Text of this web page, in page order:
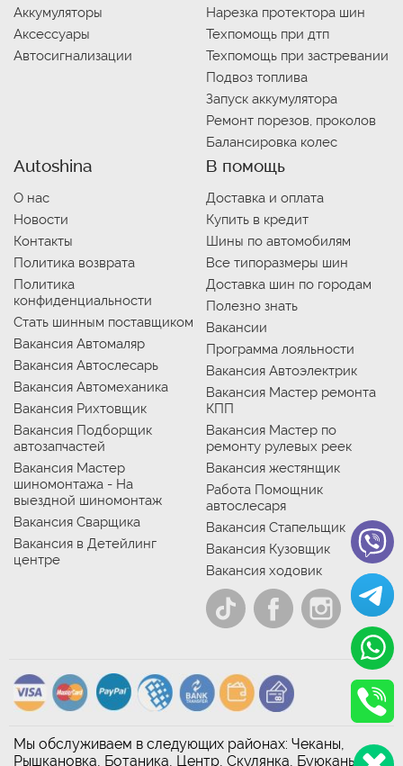
Аккумуляторы
Аксессуары
Автосигнализации
Нарезка протектора шин
Техпомощь при дтп
Техпомощь при застревании
Подвоз топлива
Запуск аккумулятора
Ремонт порезов, проколов
Балансировка колес
Autoshina
О нас
Новости
Контакты
Политика возврата
Политика
конфиденциальности
Стать шинным поставщиком
Вакансия Автомаляр
Вакансия Автослесарь
Вакансия Автомеханика
Вакансия Рихтовщик
Вакансия Подборщик
автозапчастей
Вакансия Мастер
шиномонтажа - На
выездной шиномонтаж
Вакансия Сварщика
Вакансия в Детейлинг
центре
В помощь
Доставка и оплата
Купить в кредит
Шины по автомобилям
Все типоразмеры шин
Доставка шин по городам
Полезно знать
Вакансии
Программа лояльности
Вакансия Автоэлектрик
Вакансия Мастер ремонта
КПП
Вакансия Мастер по
ремонту рулевых реек
Вакансия жестянщик
Работа Помощник
автослесаря
Вакансия Стапельщик
Вакансия Кузовщик
Вакансия ходовик
Мы обслуживаем в следующих районах: Чеканы,
Рышкановка, Ботаника, Центр, Скулянка, Буюканы